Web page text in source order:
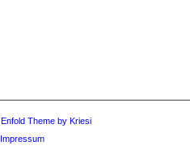
Enfold Theme by Kriesi
Impressum